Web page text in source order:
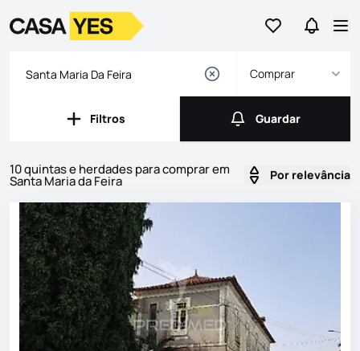
Ir para osIr para
LogoIr para a homepage
Comprar
Filtros
Filtros Guardar
Guardar
10 quintas e herdades para comprar em
Santa Maria da Feira Por relevância
Imóveis
Lista de Imóveis